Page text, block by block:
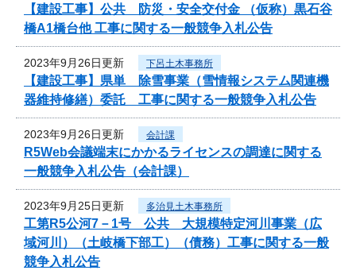
【建設工事】公共 防災・安全交付金 （仮称）黒石谷
橋A1橋台他 工事に関する一般競争入札公告
2023年9月26日更新 下呂土木事務所
【建設工事】県単 除雪事業（雪情報システム関連機
器維持修繕）委託 工事に関する一般競争入札公告
2023年9月26日更新 会計課
R5Web会議端末にかかるライセンスの調達に関する
一般競争入札公告（会計課）
2023年9月25日更新 多治見土木事務所
工第R5公河7－1号 公共 大規模特定河川事業（広
域河川）（土岐橋下部工）（債務）工事に関する一般
競争入札公告